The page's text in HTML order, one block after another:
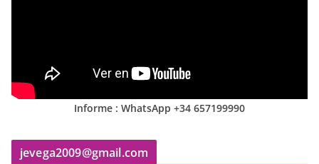
Informe : WhatsApp +34 657199990
jevega2009@gmail.com